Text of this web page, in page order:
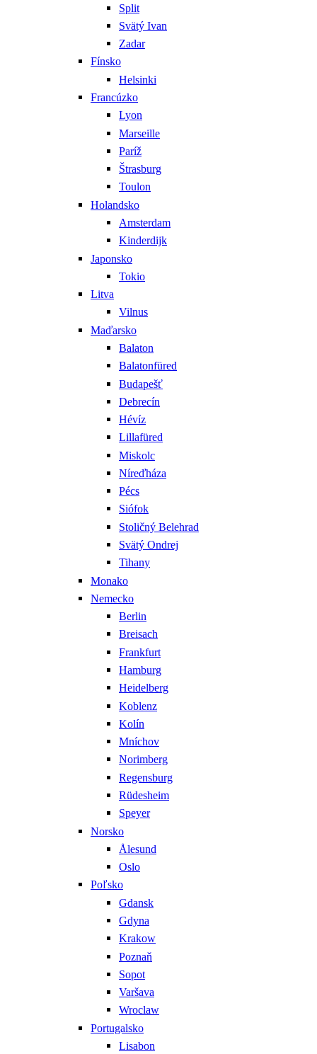
Split
Svätý Ivan
Zadar
Fínsko
Helsinki
Francúzko
Lyon
Marseille
Paríž
Štrasburg
Toulon
Holandsko
Amsterdam
Kinderdijk
Japonsko
Tokio
Litva
Vilnus
Maďarsko
Balaton
Balatonfüred
Budapešť
Debrecín
Hévíz
Lillafüred
Miskolc
Níreďháza
Pécs
Siófok
Stoličný Belehrad
Svätý Ondrej
Tihany
Monako
Nemecko
Berlin
Breisach
Frankfurt
Hamburg
Heidelberg
Koblenz
Kolín
Mníchov
Norimberg
Regensburg
Rüdesheim
Speyer
Norsko
Ålesund
Oslo
Poľsko
Gdansk
Gdyna
Krakow
Poznaň
Sopot
Varšava
Wroclaw
Portugalsko
Lisabon